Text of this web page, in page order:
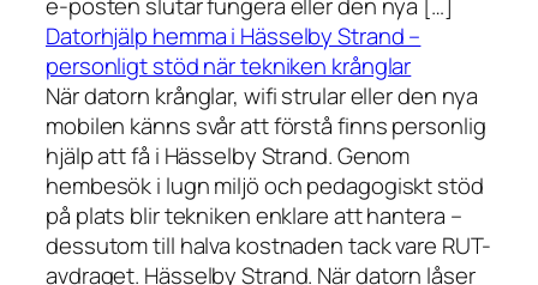
Datorhjälp hemma i Hässelby Strand –
personligt stöd när tekniken krånglar
När datorn krånglar, wifi strular eller den nya
mobilen känns svår att förstå finns personlig
hjälp att få i Hässelby Strand. Genom
hembesök i lugn miljö och pedagogiskt stöd
på plats blir tekniken enklare att hantera –
dessutom till halva kostnaden tack vare RUT-
avdraget. Hässelby Strand. När datorn låser